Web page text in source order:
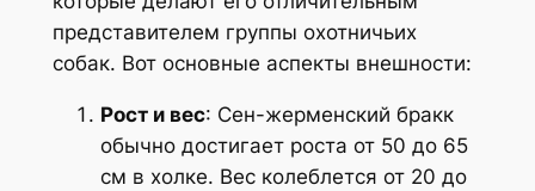
представителем группы охотничьих
собак. Вот основные аспекты внешности:
Рост и вес: Сен-жерменский бракк
обычно достигает роста от 50 до 65
см в холке. Вес колеблется от 20 до